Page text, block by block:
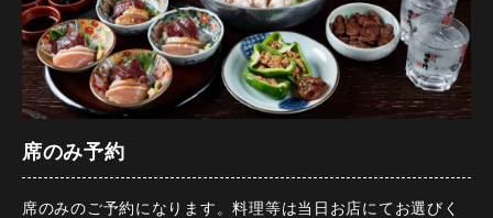
【開催期間】2026年5月1日～2026年11月30日
【来店時間】17時00分～21時00分
【予約期限】当日（15時までにご予約ください）
※料理内容の変更承ります。お気軽にお問合せ下さい。画像
はイメージです。
※当日連絡なしの人数変更は全額キャンセル代いただきま
す。
※当日連絡ありの人数変更は料理代いただきます。
【焼物】 鶏なんこつと桜島鶏の合い盛り
【揚物】 黒豚メンチ
【箸休】 からし蓮根チップ
【〆物】 焼きおにぎり茶漬け
席のみ予約
席のみのご予約になります。料理等は当日お店にてお選びく